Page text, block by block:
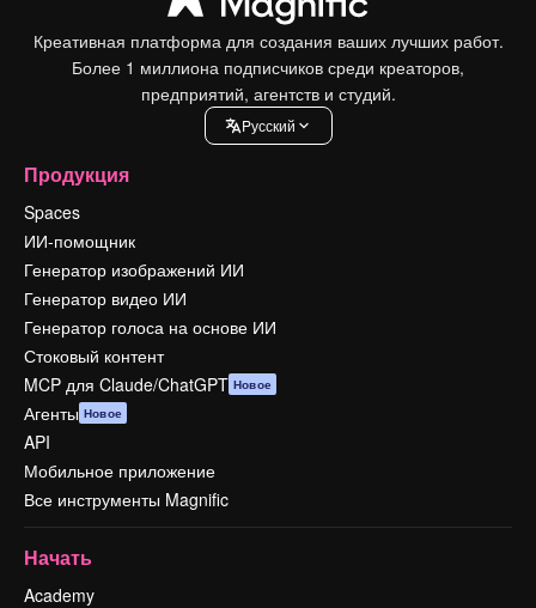
Креативная платформа для создания ваших лучших работ.
Более 1 миллиона подписчиков среди креаторов,
предприятий, агентств и студий.
Pусский
Продукция
Spaces
ИИ-помощник
Генератор изображений ИИ
Генератор видео ИИ
Генератор голоса на основе ИИ
Стоковый контент
MCP для Claude/ChatGPT Новое
Агенты Новое
API
Мобильное приложение
Все инструменты Magnific
Начать
Academy